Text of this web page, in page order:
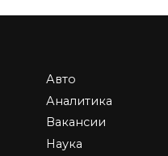
Аренда
магазин в
выбрать
Авто
Аналитика
Вакансии
Наука